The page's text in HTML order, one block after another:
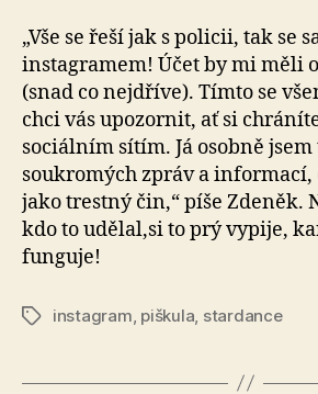
„Vše se řeší jak s policii, tak se
instagramem! Účet by mi měli
(snad co nejdříve). Tímto se
chci vás upozornit, ať si
sociálním sítím. Já osobně
soukromých zpráv a
jako trestný čin,“ píše Zdeněk.
kdo to udělal,si to prý vypije,
funguje!
Štítkyinstagram piškula stardance